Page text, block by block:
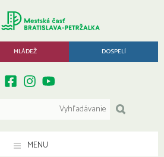
MLÁDEŽ DOSPELÍ
MENU